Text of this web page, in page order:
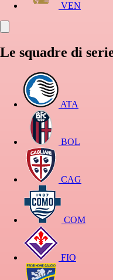
VEN
Le squadre di
ATA
BOL
CAG
COM
FIO